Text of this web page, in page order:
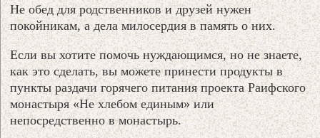
Не обед для родственников и друзей нужен
покойникам, а дела милосердия в память о них.
Если вы хотите помочь нуждающимся, но не знаете,
как это сделать, вы можете принести продукты в
пункты раздачи горячего питания проекта Раифского
монастыря «Не хлебом единым» или
непосредственно в монастырь.